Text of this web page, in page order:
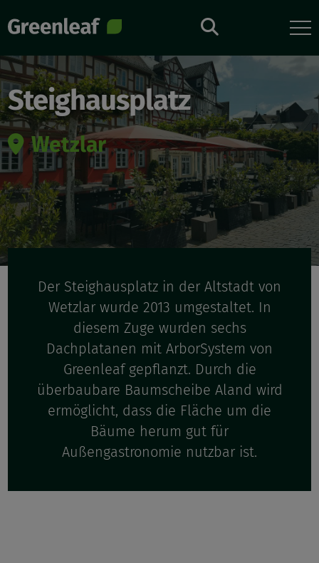
zum
Inhalt
Steighausplatz
Wetzlar
Der Steighausplatz in der Altstadt von
Wetzlar wurde 2013 umgestaltet. In
diesem Zuge wurden sechs
Dachplatanen mit ArborSystem von
Greenleaf gepflanzt. Durch die
überbaubare Baumscheibe Aland wird
ermöglicht, dass die Fläche um die
Bäume herum gut für
Außengastronomie nutzbar ist.